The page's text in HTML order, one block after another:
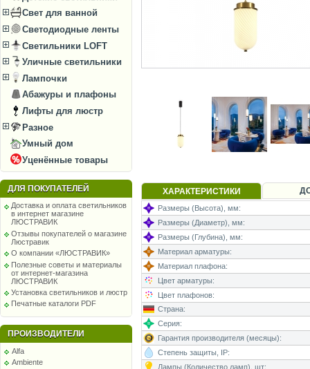
Свет для ванной
Светодиодные ленты
Светильники LOFT
Уличные светильники
Лампочки
Абажуры и плафоны
Лифты для люстр
Разное
Умный дом
Уценённые товары
ДЛЯ ПОКУПАТЕЛЕЙ
Доставка и оплата светильников
в интернет магазине
ЛЮСТРАВИК
Отзывы покупателей о магазине
Люстравик
О компании «ЛЮСТРАВИК»
Полезные советы и материалы
от интернет-магазина
ЛЮСТРАВИК
Установка светильников и люстр
Печатные каталоги PDF
ПРОИЗВОДИТЕЛИ
Alfa
Ambiente
ХАРАКТЕРИСТИКИ
Размеры (Высота), мм:
Размеры (Диаметр), мм:
Размеры (Глубина), мм:
Материал арматуры:
Материал плафона:
Цвет арматуры:
Цвет плафонов:
Страна:
Серия:
Гарантия производителя (месяцы):
Степень защиты, IP:
Лампы (Количество ламп), шт: